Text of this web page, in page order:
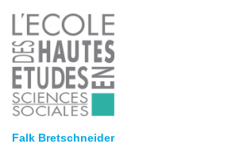
Falk Bretschneider